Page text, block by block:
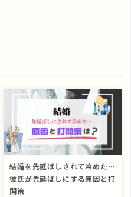
結婚を先延ばしされて冷めた…
彼氏が先延ばしにする原因と打
開策